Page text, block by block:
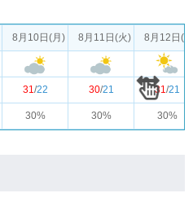
8月10日(月) 8月11日(火) 8月12日(
31/22 30/21 31/21
30% 30% 30%